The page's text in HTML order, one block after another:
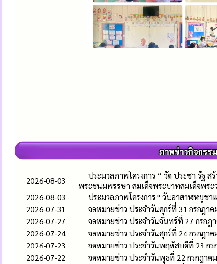
2026-08-03
ประมวลภาพโครงการ “ วัด ประชา รัฐ ส
พระชนมพรรษา สมเด็จพระบาทสมเด็จพระ
2026-08-03
ประมวลภาพโครงการ " วันอาสาฬหบูช
2026-07-31
จดหมายข่าว ประจำวันศุกร์ที่ 31 กรกฎา
2026-07-27
จดหมายข่าว ประจำวันจันทร์ที่ 27 กรกฎ
2026-07-24
จดหมายข่าว ประจำวันศุกร์ที่ 24 กรกฎา
2026-07-23
จดหมายข่าว ประจำวันพฤหัสบดีที่ 23 ก
2026-07-22
จดหมายข่าว ประจำวันพุธที่ 22 กรกฎาค